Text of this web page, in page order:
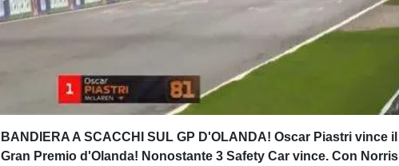
BANDIERA A SCACCHI SUL GP D'OLANDA! Oscar Piastri vince il
Gran Premio d'Olanda! Nonostante 3 Safety Car vince. Con Norris